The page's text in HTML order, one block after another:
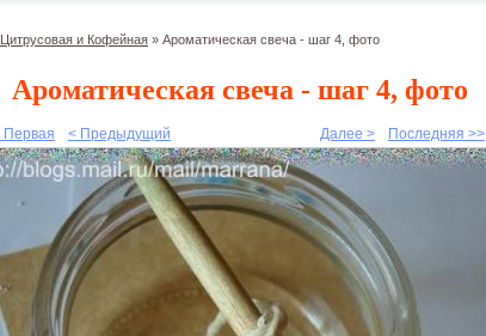
и Кофейная » Ароматическая свеча - шаг 4, фото
Ароматическая свеча - шаг 4, фото
Первая < Предыдущий Далее > Последняя >>